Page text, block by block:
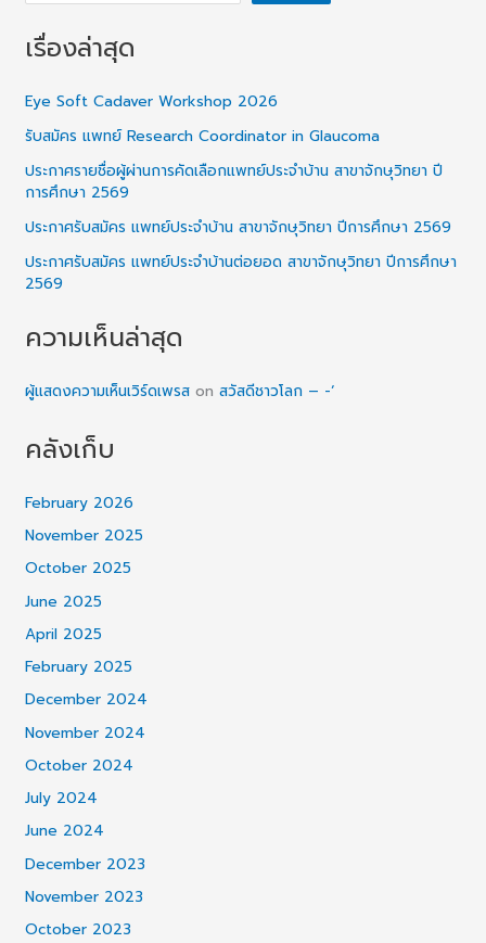
เรื่องล่าสุด
Eye Soft Cadaver Workshop 2026
รับสมัคร แพทย์ Research Coordinator in Glaucoma
ประกาศรายชื่อผู้ผ่านการคัดเลือกแพทย์ประจำบ้าน สาขาจักษุวิทยา ปี
การศึกษา 2569
ประกาศรับสมัคร แพทย์ประจำบ้าน สาขาจักษุวิทยา ปีการศึกษา 2569
ประกาศรับสมัคร แพทย์ประจำบ้านต่อยอด สาขาจักษุวิทยา ปีการศึกษา
2569
ความเห็นล่าสุด
ผู้แสดงความเห็นเวิร์ดเพรส onสวัสดีชาวโลก – -‘
คลังเก็บ
February 2026
November 2025
October 2025
June 2025
April 2025
February 2025
December 2024
November 2024
October 2024
July 2024
June 2024
December 2023
November 2023
October 2023